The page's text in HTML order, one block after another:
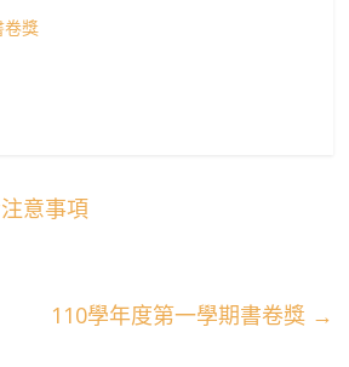
卷獎
意事項
110學年度第一學期書卷獎 →